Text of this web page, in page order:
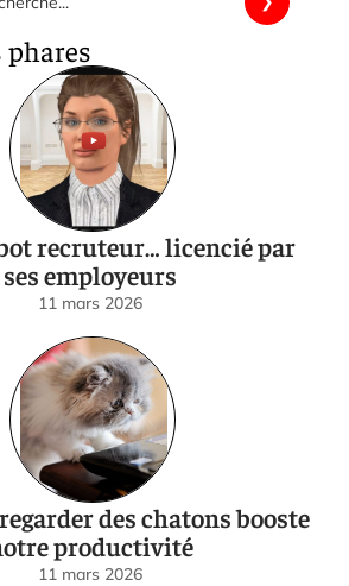
phares
recruteur… licencié par
ses employeurs
11 mars 2026
des chatons booste
productivité
11 mars 2026